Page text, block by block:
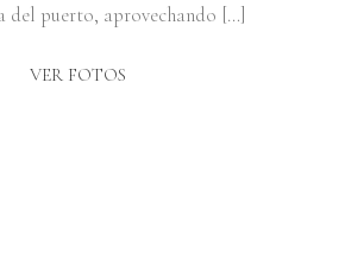
VER FOTOS
del puerto, aprovechando […]